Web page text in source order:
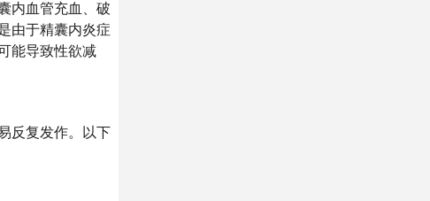
内血管充血、破
由于精囊内炎症
能导致性欲减
反复发作。以下